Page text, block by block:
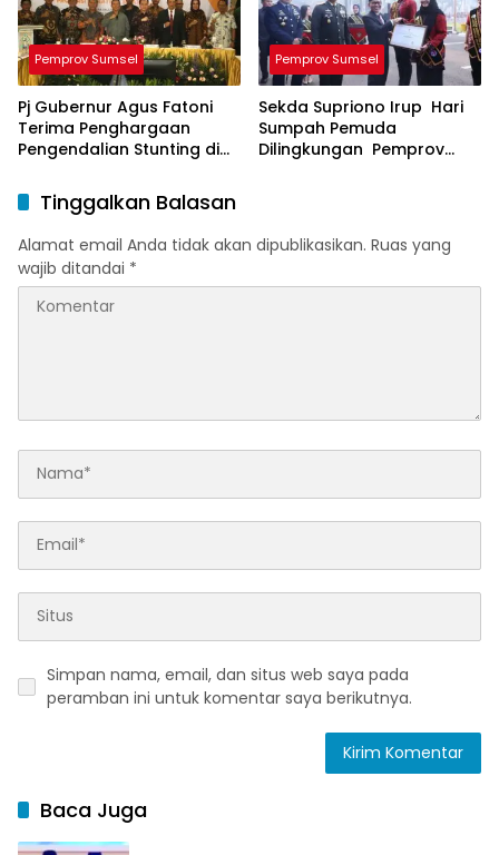
Pemprov Sumsel
Pj Gubernur Agus Fatoni
Terima Penghargaan
Pengendalian Stunting di
Pemprov Sumsel
Sekda Supriono Irup Hari
Sumpah Pemuda
Dilingkungan Pemprov
Tinggalkan Balasan
Alamat email Anda tidak akan dipublikasikan. Ruas yang
wajib ditandai *
Simpan nama, email, dan situs web saya pada
peramban ini untuk komentar saya berikutnya.
Baca Juga